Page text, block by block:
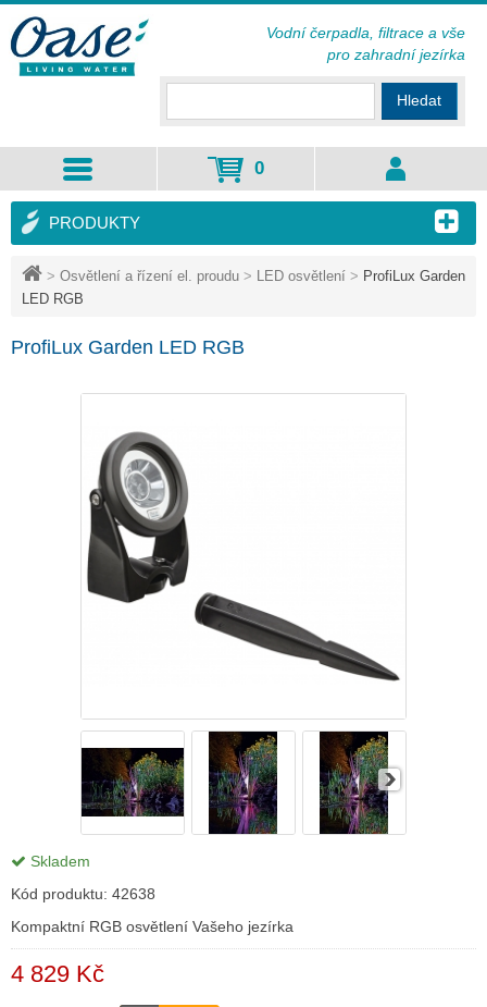
> Osvětlení a řízení el. proudu > LED osvětlení > ProfiLux Garden
LED RGB
ProfiLux Garden LED RGB
Skladem
Kód produktu: 42638
Kompaktní RGB osvětlení Vašeho jezírka
4 829 Kč
PRODUKTY
Hledat
0
Vodní čerpadla, filtrace a vše
pro zahradní jezírka